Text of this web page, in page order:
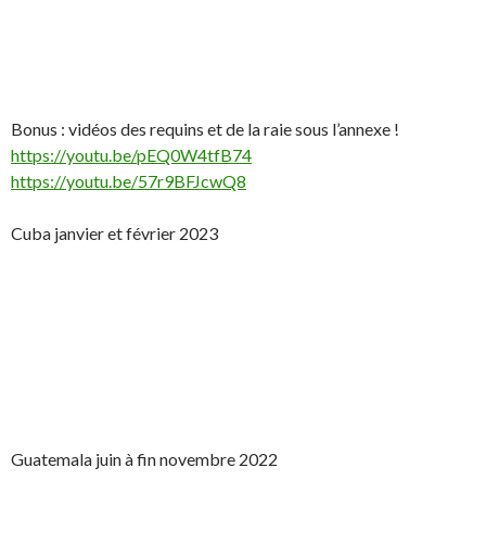
Bonus : vidéos des requins et de la raie sous l’annexe !
https://youtu.be/pEQ0W4tfB74
https://youtu.be/57r9BFJcwQ8
Cuba janvier et février 2023
Guatemala juin à fin novembre 2022